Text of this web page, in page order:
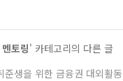
토링' 카테고리의 다른 글
생을 위한 금융권 대외활